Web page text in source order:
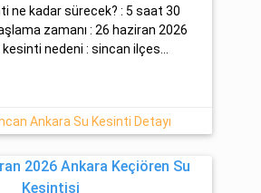
ne kadar sürecek? : 5 saat 30
zamanı : 26 haziran 2026
nedeni : sincan ilçes...
Ankara Su Kesinti Detayı
2026 Ankara Keçiören Su
Kesintisi